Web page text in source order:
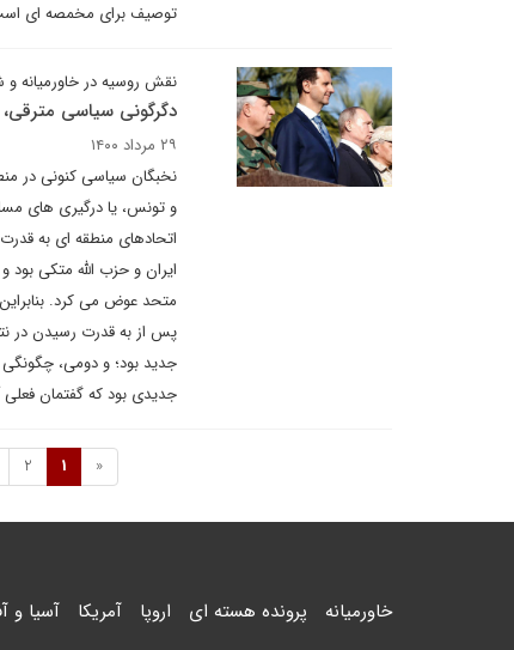
توصیف برای مخمصه ای است
نقش روسیه در خاورمیانه
دگرگونی سیاسی مترقی،
۲۹ مرداد ۱۴۰۰
نخبگان سیاسی کنونی در
و تونس، یا درگیری های
اتحادهای منطقه ای به
ایران و حزب الله متکی
متحد عوض می کرد.
پس از به قدرت رسیدن در
جدید بود؛ و دومی، چگونگی
جدیدی بود که گفتمان
«
1
2
خاورمیانه پرونده هسته ای اروپا آمریکا آسیا و